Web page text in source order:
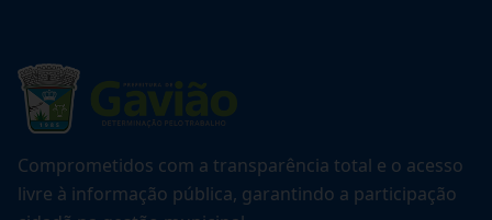
Comprometidos com a transparência total e o acesso
livre à informação pública, garantindo a participação